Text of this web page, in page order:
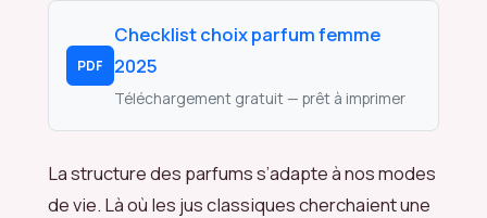
PDF
Checklist choix parfum femme
2025
Téléchargement gratuit — prêt à imprimer
La structure des parfums s’adapte à nos modes
de vie. Là où les jus classiques cherchaient une